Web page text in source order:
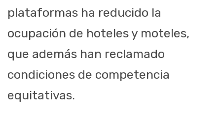
plataformas ha reducido la
ocupación de hoteles y moteles,
que además han reclamado
condiciones de competencia
equitativas.